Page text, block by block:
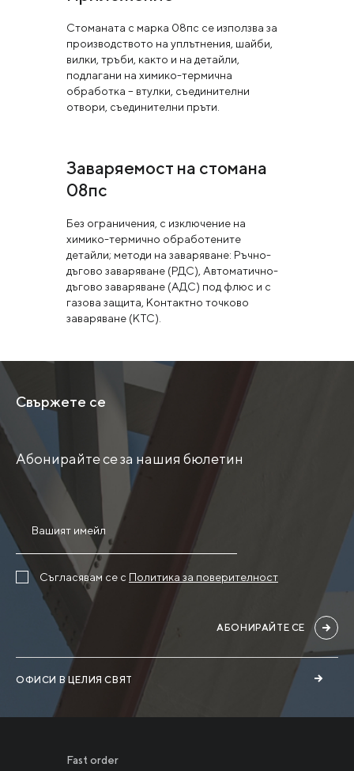
Стоманата с марка 08пс се използва за
производството на уплътнения, шайби,
вилки, тръби, както и на детайли,
подлагани на химико-термична
обработка – втулки, съединителни
отвори, съединителни пръти.
Заваряемост на стомана
08пс
Без ограничения, с изключение на
химико-термично обработените
детайли; методи на заваряване: Ръчно-
дъгово заваряване (РДС), Автоматично-
дъгово заваряване (АДС) под флюс и с
газова защита, Контактно точково
заваряване (КТС).
Свържете се
Абонирайте се за нашия бюлетин
ОФИСИ В ЦЕЛИЯ СВЯТ
Съгласявам се с Политика за поверителност
АБОНИРАЙТЕ СЕ
Fast order